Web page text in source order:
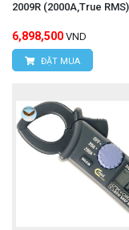
2009R (2000A,True RMS)
6,898,500 VND
ĐẶT MUA